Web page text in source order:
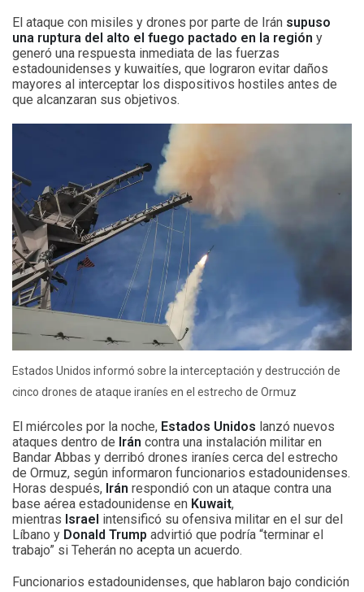
El ataque con misiles y drones por parte de Irán supuso
una ruptura del alto el fuego pactado en la región y
generó una respuesta inmediata de las fuerzas
estadounidenses y kuwaitíes, que lograron evitar daños
mayores al interceptar los dispositivos hostiles antes de
que alcanzaran sus objetivos.
Estados Unidos informó sobre la interceptación y destrucción de
cinco drones de ataque iraníes en el estrecho de Ormuz
El miércoles por la noche, Estados Unidos lanzó nuevos
ataques dentro de Irán contra una instalación militar en
Bandar Abbas y derribó drones iraníes cerca del estrecho
de Ormuz, según informaron funcionarios estadounidenses.
Horas después, Irán respondió con un ataque contra una
base aérea estadounidense en Kuwait,
mientras Israel intensificó su ofensiva militar en el sur del
Líbano y Donald Trump advirtió que podría “terminar el
trabajo” si Teherán no acepta un acuerdo.
Funcionarios estadounidenses, que hablaron bajo condición